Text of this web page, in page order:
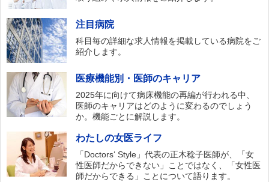
注目病院
科目毎の詳細な求人情報を掲載している病院をご
紹介します。
医療機能別・医師のキャリア
2025年に向けて病床機能の再編が行われる中、
医師のキャリアはどのように変わるのでしょう
か。機能ごとに解説します。
わたしの女医ライフ
「Doctors‘ Style」代表の正木稔子医師が、「女
性医師だからできない」ことではなく、「女性医
師だからできる」ことについて語ります。